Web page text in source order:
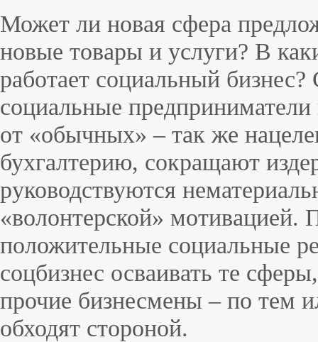
Может ли новая сфера
новые товары и услуги? В
работает социальный
социальные
от «обычных» – так же
бухгалтерию, сокращают
руководствуются
«волонтерской» мотивацией.
положительные социальные
соцбизнес осваивать те
прочие бизнесмены – по
обходят стороной.